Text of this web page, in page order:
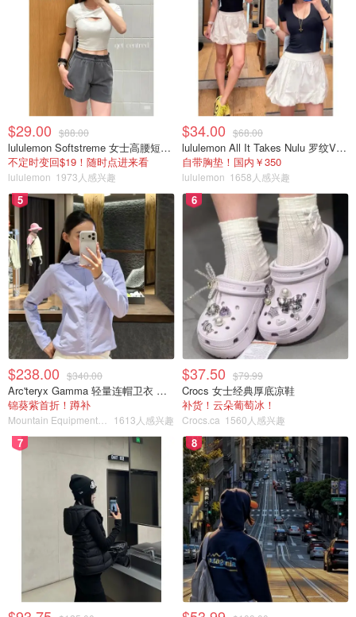
与脆弱人群接触、有严重生病风险或从未感染过 COVID-19
的人士被鼓励一旦出现症状就进行快速筛查测试。
根据省份的不同，免费的快速测试盒可能有提供，尽管由于
需求减少和感染减少，一些免费分发计划已经停止。
点击这里了解有关测试的更多信息以及在你所在省或地
区哪里可以找到测试套件。
文章来自： ctvnews.ca，版权属于原作者。
$29.00 $88.00
lululemon Softstreme 女士高腰短裤 10cm
不定时变回$19！随时点进来看
lululemon 1973人感兴趣
$34.00 $68.00
lululemon All It Takes Nulu 罗纹V领短袖T恤
自带胸垫！国内￥350
lululemon 1658人感兴趣
5
$238.00 $340.00
Arc'teryx Gamma 轻量连帽卫衣 女款
锦葵紫首折！蹲补
1613人感兴趣
6
$37.50 $79.99
Crocs 女士经典厚底凉鞋
补货！云朵葡萄冰！
Crocs.ca 1560人感兴趣
7 8